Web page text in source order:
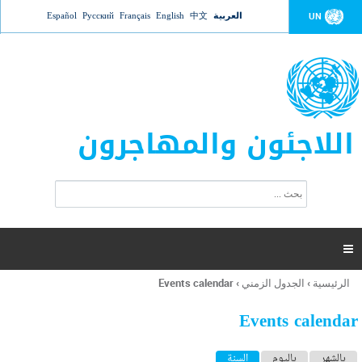
Jump to navigation UN العربية 中文
English
Français
Русский
Español
اللاجئون والمهاجرون
ت
ر
ل
ح
ب

أنت
هنا
الرئيسية › الجدول الزمني ›
Events calendar
Events calendar